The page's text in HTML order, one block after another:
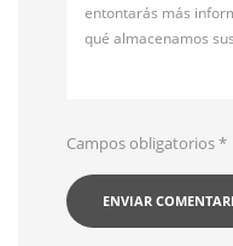
entontarás más
qué almacenamos
Campos obligatorios*